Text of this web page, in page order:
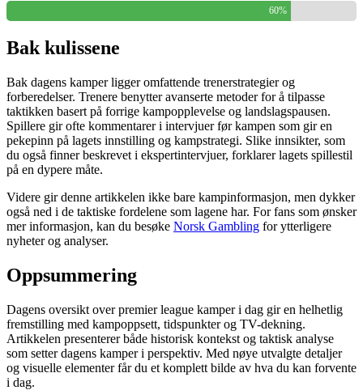
60%
Bak kulissene
Bak dagens kamper ligger omfattende trenerstrategier og
forberedelser. Trenere benytter avanserte metoder for å tilpasse
taktikken basert på forrige kampopplevelse og landslagspausen.
Spillere gir ofte kommentarer i intervjuer før kampen som gir en
pekepinn på lagets innstilling og kampstrategi. Slike innsikter, som
du også finner beskrevet i ekspertintervjuer, forklarer lagets spillestil
på en dypere måte.
Videre gir denne artikkelen ikke bare kampinformasjon, men dykker
også ned i de taktiske fordelene som lagene har. For fans som ønsker
mer informasjon, kan du besøke Norsk Gambling for ytterligere
nyheter og analyser.
Oppsummering
Dagens oversikt over premier league kamper i dag gir en helhetlig
fremstilling med kampoppsett, tidspunkter og TV-dekning.
Artikkelen presenterer både historisk kontekst og taktisk analyse
som setter dagens kamper i perspektiv. Med nøye utvalgte detaljer
og visuelle elementer får du et komplett bilde av hva du kan forvente
i dag.